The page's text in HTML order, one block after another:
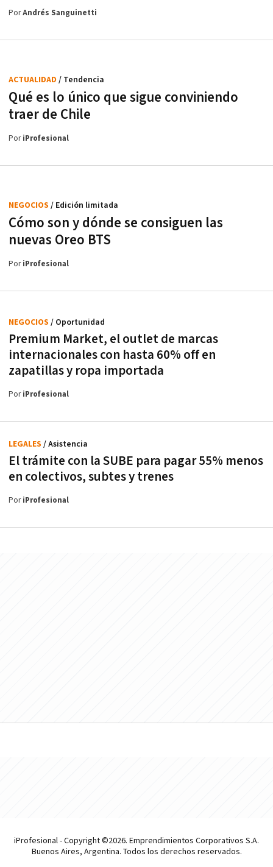
PorAndrés Sanguinetti
Qué es lo único que sigue conviniendo
traer de Chile
ACTUALIDAD / Tendencia
PoriProfesional
Cómo son y dónde se consiguen las
nuevas Oreo BTS
NEGOCIOS / Edición limitada
PoriProfesional
Premium Market, el outlet de marcas
internacionales con hasta 60% off en
zapatillas y ropa importada
NEGOCIOS / Oportunidad
PoriProfesional
El trámite con la SUBE para pagar 55% menos
en colectivos, subtes y trenes
LEGALES / Asistencia
PoriProfesional
iProfesional - Copyright ©2026. Emprendimientos Corporativos S.A.
Buenos Aires, Argentina. Todos los derechos reservados.